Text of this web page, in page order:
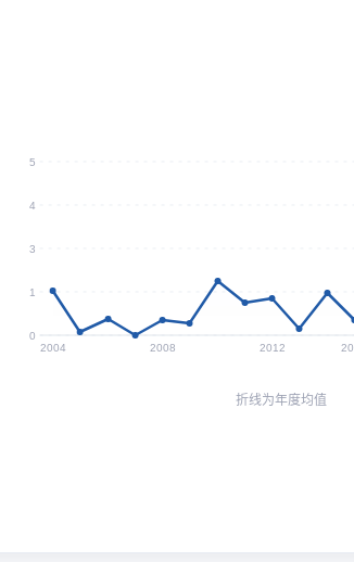
5
4
3
1
0
2004
2008 2012
折线为年度均值